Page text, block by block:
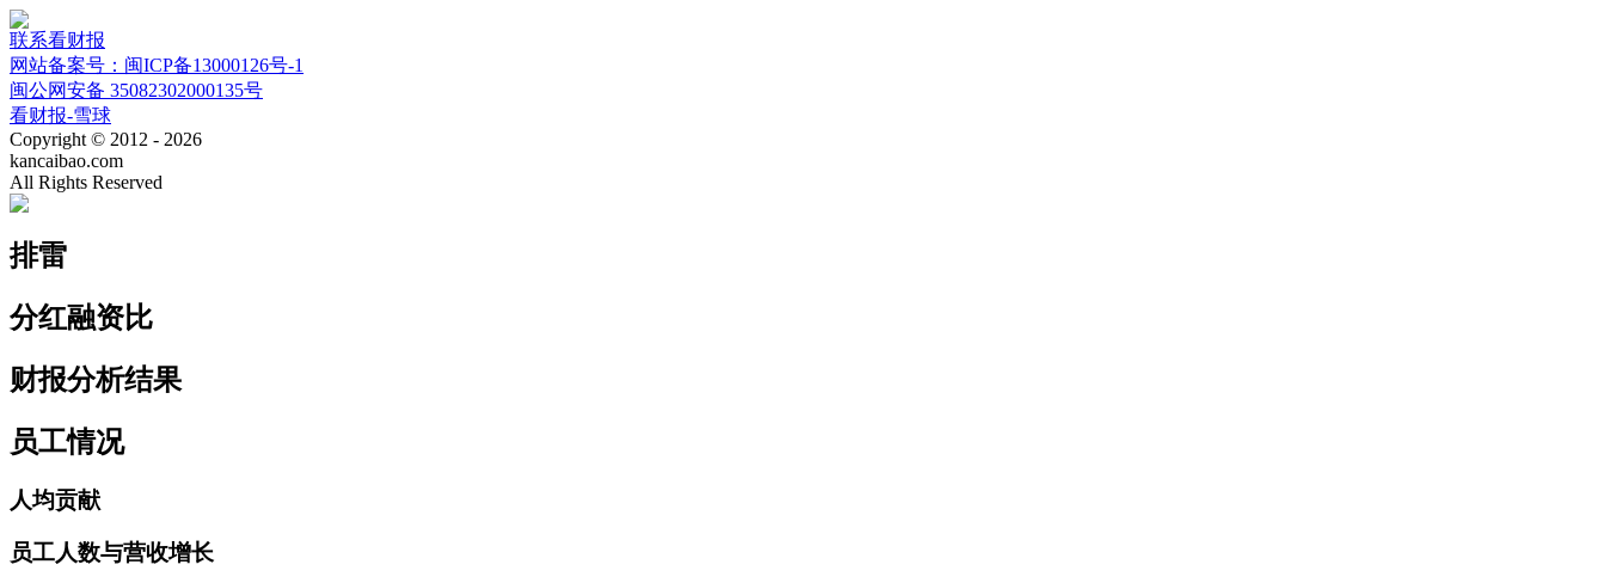
联系看财报
网站备案号：闽ICP备13000126号-1
闽公网安备 35082302000135号
看财报-雪球
Copyright © 2012 - 2026
kancaibao.com
All Rights Reserved
排雷
分红融资比
财报分析结果
员工情况
人均贡献
员工人数与营收增长